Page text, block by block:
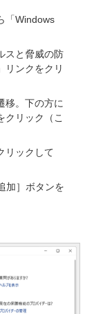
「Windows
スと脅威の防
リンクをクリ
移。下の方に
クリック（こ
リックして
加］ボタンを